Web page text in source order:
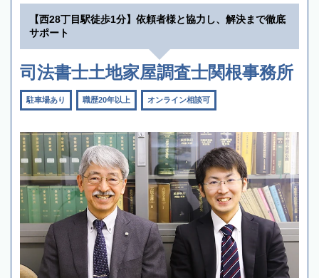
【西28丁目駅徒歩1分】依頼者様と協力し、解決まで徹底
サポート
司法書士土地家屋調査士関根事務所
駐車場あり 職歴20年以上 オンライン相談可